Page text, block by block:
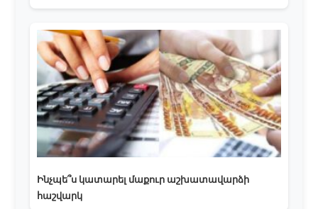
Ինչպե՞ս կատարել մաքուր աշխատավարձի
հաշվարկ